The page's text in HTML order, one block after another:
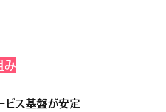
み
ビス基盤が安定